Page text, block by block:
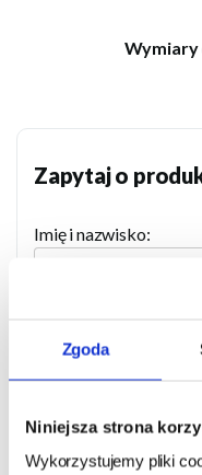
Zgoda
Niniejsza strona
Wykorzystujemy pliki
Wymiary
Zapytaj o
Imię i nazwisko: